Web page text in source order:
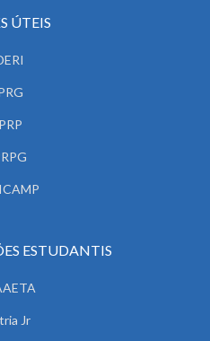
ÚTEIS
PRP
ESTUDANTIS
Jr